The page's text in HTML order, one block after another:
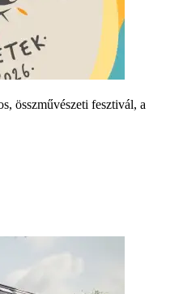
összművészeti fesztivál, a